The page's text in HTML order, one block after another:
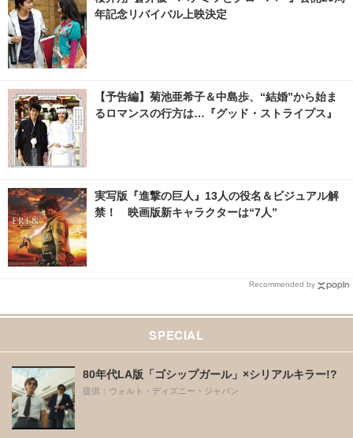
年記念リバイバル上映決定
【予告編】菊池亜希子＆中島歩、“結婚”から始ま
るロマンスの行方は…『グッド・ストライプス』
実写版『進撃の巨人』13人の役名＆ビジュアル解
禁！ 映画版新キャラクターは“7人”
Recommended by
SPECIAL
80年代LA版「ゴシップガール」×シリアルキラー!?
提供：ウォルト・ディズニー・ジャパン